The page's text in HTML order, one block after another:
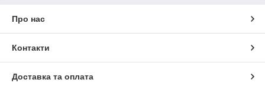
Про нас
Контакти
Доставка та оплата